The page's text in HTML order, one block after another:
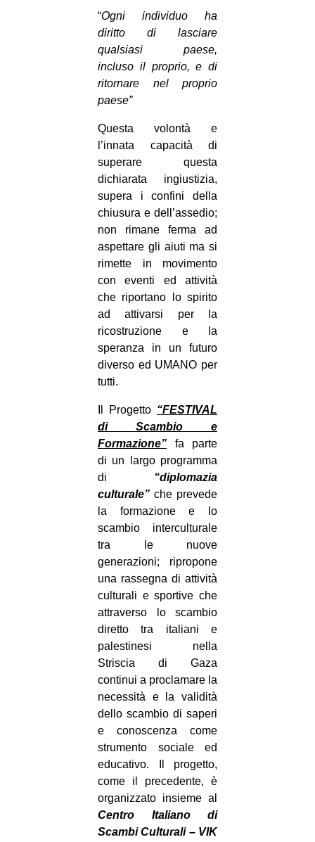
“Ogni individuo ha
diritto di lasciare
qualsiasi paese,
incluso il proprio, e di
ritornare nel proprio
paese”
Questa volontà e
l’innata capacità di
superare questa
dichiarata ingiustizia,
supera i confini della
chiusura e dell’assedio;
non rimane ferma ad
aspettare gli aiuti ma si
rimette in movimento
con eventi ed attività
che riportano lo spirito
ad attivarsi per la
ricostruzione e la
speranza in un futuro
diverso ed UMANO per
tutti.
Il Progetto “FESTIVAL
di Scambio e
Formazione” fa parte
di un largo programma
di “diplomazia
culturale” che prevede
la formazione e lo
scambio interculturale
tra le nuove
generazioni; ripropone
una rassegna di attività
culturali e sportive che
attraverso lo scambio
diretto tra italiani e
palestinesi nella
Striscia di Gaza
continui a proclamare la
necessità e la validità
dello scambio di saperi
e conoscenza come
strumento sociale ed
educativo. Il progetto,
come il precedente, è
organizzato insieme al
Centro Italiano di
Scambi Culturali – VIK